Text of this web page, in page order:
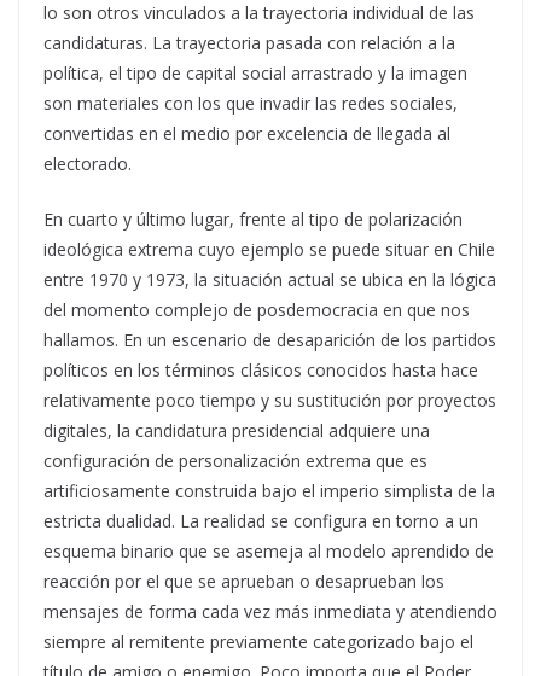
lo son otros vinculados a la trayectoria individual de las
candidaturas. La trayectoria pasada con relación a la
política, el tipo de capital social arrastrado y la imagen
son materiales con los que invadir las redes sociales,
convertidas en el medio por excelencia de llegada al
electorado.
En cuarto y último lugar, frente al tipo de polarización
ideológica extrema cuyo ejemplo se puede situar en Chile
entre 1970 y 1973, la situación actual se ubica en la lógica
del momento complejo de posdemocracia en que nos
hallamos. En un escenario de desaparición de los partidos
políticos en los términos clásicos conocidos hasta hace
relativamente poco tiempo y su sustitución por proyectos
digitales, la candidatura presidencial adquiere una
configuración de personalización extrema que es
artificiosamente construida bajo el imperio simplista de la
estricta dualidad. La realidad se configura en torno a un
esquema binario que se asemeja al modelo aprendido de
reacción por el que se aprueban o desaprueban los
mensajes de forma cada vez más inmediata y atendiendo
siempre al remitente previamente categorizado bajo el